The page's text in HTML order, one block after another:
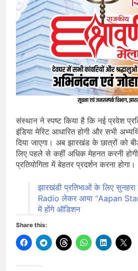
संस्थान ने स्पष्ट किया है कि नई प्रवेश
इंडिया मेरिट आधारित होगी और सभी
दिया जाएगा। अब झारखंड के छात्रों को
लिए पहले से कहीं अधिक मेहनत करनी
प्रतियोगिता में बेहतर प्रदर्शन करना होगा।
झारखंडी प्रतिभाओं के लिए
Radio लेकर आया “Aapan
में होंगे ऑडिशन
Share this: